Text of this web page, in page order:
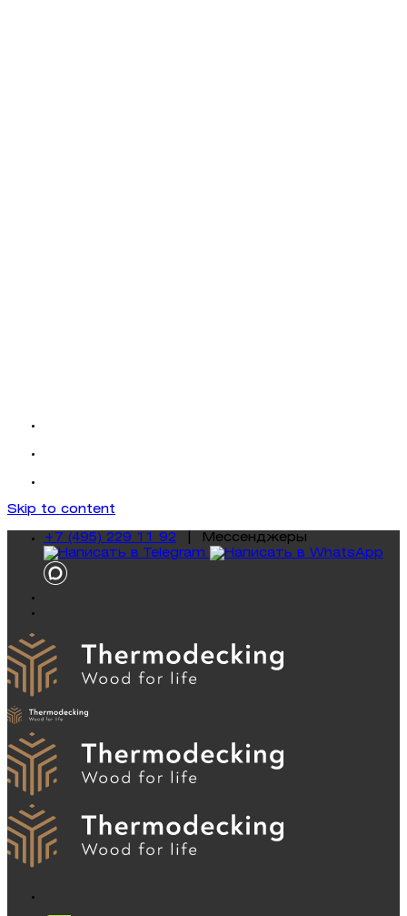
Skip to content
+7 (495) 229 11 92 Mессенджеры